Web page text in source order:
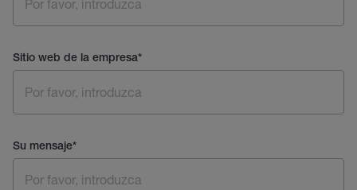
Sitio web de la empresa*
Su mensaje*